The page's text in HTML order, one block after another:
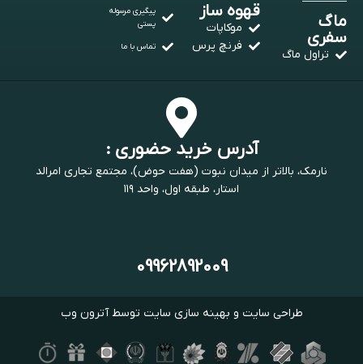
ماگ
سفری
تراول ماگ
قهوه ساز
موکاپات
فرنچ پرس
پیگیری مرسوله
پستی
تماس با ما
آدرس خرید حضوری :
نارمک، بالاتر از میدان نبوت (هفت حوض)، مجتمع تجاری امرالد
استار، طبقه اول، واحد ۱۱۹
09962892009
طراحی سایت و بهینه سازی سایت توسطآترون وب